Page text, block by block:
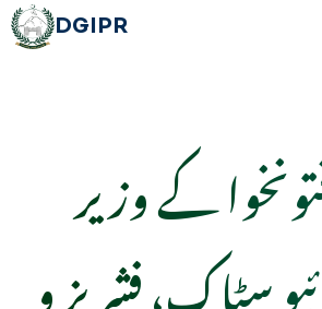
DGIPR
کے وزیر
سٹاک، فشریز و